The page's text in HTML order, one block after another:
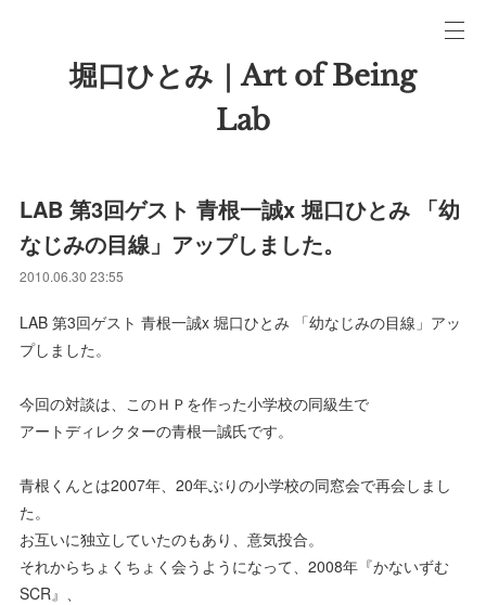
堀口ひとみ｜Art of Being
Lab
LAB 第3回ゲスト 青根一誠x 堀口ひとみ 「幼
なじみの目線」アップしました。
2010.06.30 23:55
LAB 第3回ゲスト 青根一誠x 堀口ひとみ 「幼なじみの目線」アッ
プしました。
今回の対談は、このＨＰを作った小学校の同級生で
アートディレクターの青根一誠氏です。
青根くんとは2007年、20年ぶりの小学校の同窓会で再会しまし
た。
お互いに独立していたのもあり、意気投合。
それからちょくちょく会うようになって、2008年『かないずむ
SCR』、